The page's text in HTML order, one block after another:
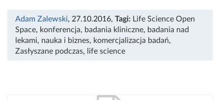
Adam Zalewski, 27.10.2016, Tagi: Life Science Open
Space, konferencja, badania kliniczne, badania nad
lekami, nauka i biznes, komercjalizacja badań,
Zasłyszane podczas, life science